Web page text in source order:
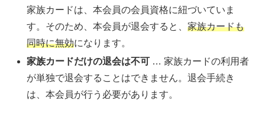
家族カードは、本会員の会員資格に紐づいていま
す。そのため、本会員が退会すると、家族カードも
同時に無効になります。
家族カードだけの退会は不可 … 家族カードの利用者
が単独で退会することはできません。退会手続き
は、本会員が行う必要があります。